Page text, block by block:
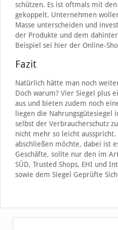
schützen. Es ist oftmals mit
gekoppelt. Unternehmen
Masse unterscheiden und
der Produkte und dem
Beispiel sei hier der Online-
Fazit
Natürlich hätte man noch
Doch warum? Vier Siegel plus
aus und bieten zudem noch
liegen die Nahrungsgütesiegel
selbst der Verbraucherschutz
nicht mehr so leicht ausspricht.
abschließen möchte, dabei ist
Geschäfte, sollte nur den im
SÜD, Trusted Shops, EHI und
sowie dem Siegel Geprüfte